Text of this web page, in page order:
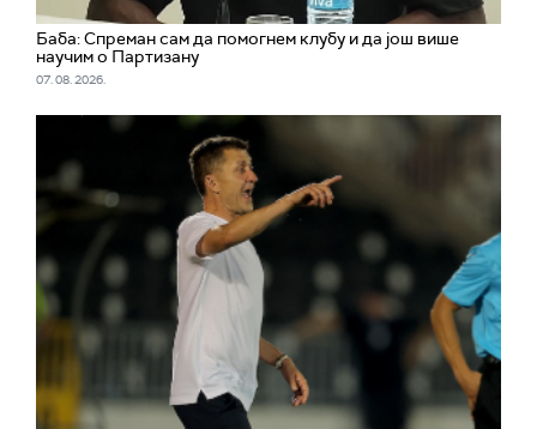
Баба: Спреман сам да помогнем клубу и да још више
научим о Партизану
07. 08. 2026.